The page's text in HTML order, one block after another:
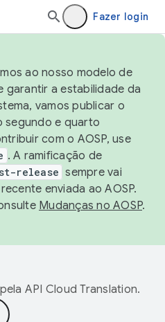
Fazer login
ao nosso modelo de
garantir a estabilidade da
vamos publicar o
segundo e quarto
com o AOSP, use
. A ramificação de
release sempre vai
enviada ao AOSP.
Mudanças no AOSP.
API Cloud Translation.